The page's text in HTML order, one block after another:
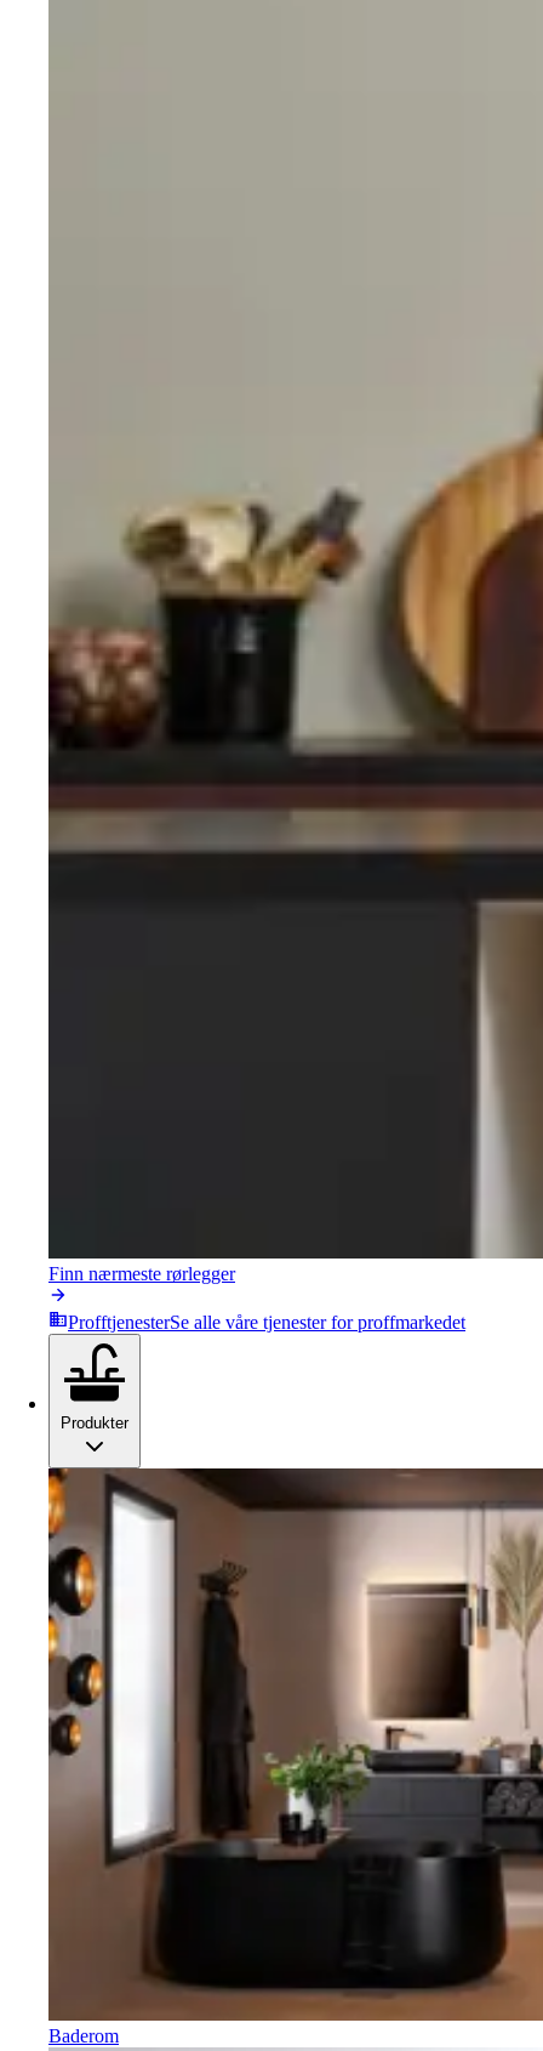
Finn nærmeste rørlegger
ProfftjenesterSe alle våre tjenester for proffmarkedet
Produkter
Baderom